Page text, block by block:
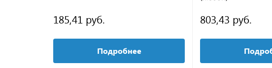
185,41 руб.
Подробнее
803,43 руб.